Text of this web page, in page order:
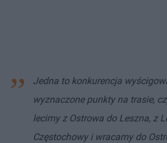
Jedna to konkurencja
wyznaczone punkty na trasie,
lecimy z Ostrowa do Leszna, z
Częstochowy i wracamy do